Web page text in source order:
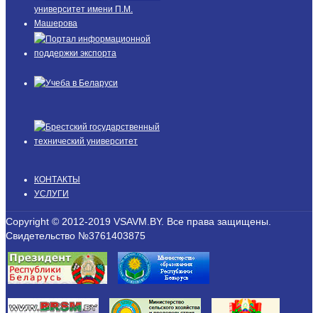
КОНТАКТЫ
УСЛУГИ
Copyright © 2012-2019 VSAVM.BY. Все права защищены.
Свидетельство №3761403875